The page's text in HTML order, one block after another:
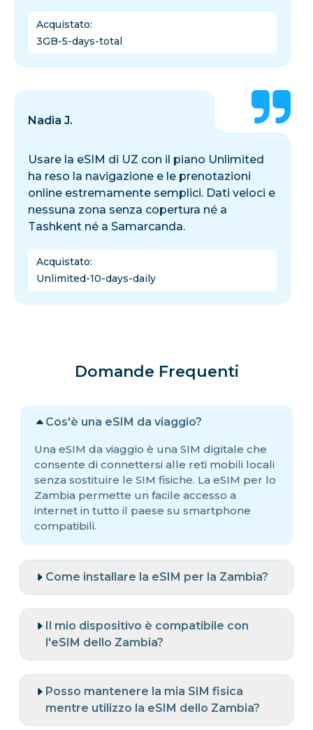
Acquistato:
3GB-5-days-total
Nadia J.
Usare la eSIM di UZ con il piano Unlimited
ha reso la navigazione e le prenotazioni
online estremamente semplici. Dati veloci e
nessuna zona senza copertura né a
Tashkent né a Samarcanda.
Acquistato:
Unlimited-10-days-daily
Domande Frequenti
Cos'è una eSIM da viaggio?
Una eSIM da viaggio è una SIM digitale che
consente di connettersi alle reti mobili locali
senza sostituire le SIM fisiche. La eSIM per lo
Zambia permette un facile accesso a
internet in tutto il paese su smartphone
compatibili.
Come installare la eSIM per la Zambia?
Il mio dispositivo è compatibile con
l'eSIM dello Zambia?
Posso mantenere la mia SIM fisica
mentre utilizzo la eSIM dello Zambia?